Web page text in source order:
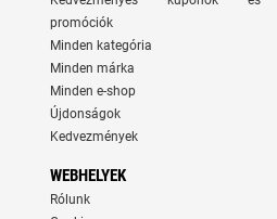
promóciók
Minden kategória
Minden márka
Minden e-shop
Újdonságok
Kedvezmények
WEBHELYEK
Rólunk